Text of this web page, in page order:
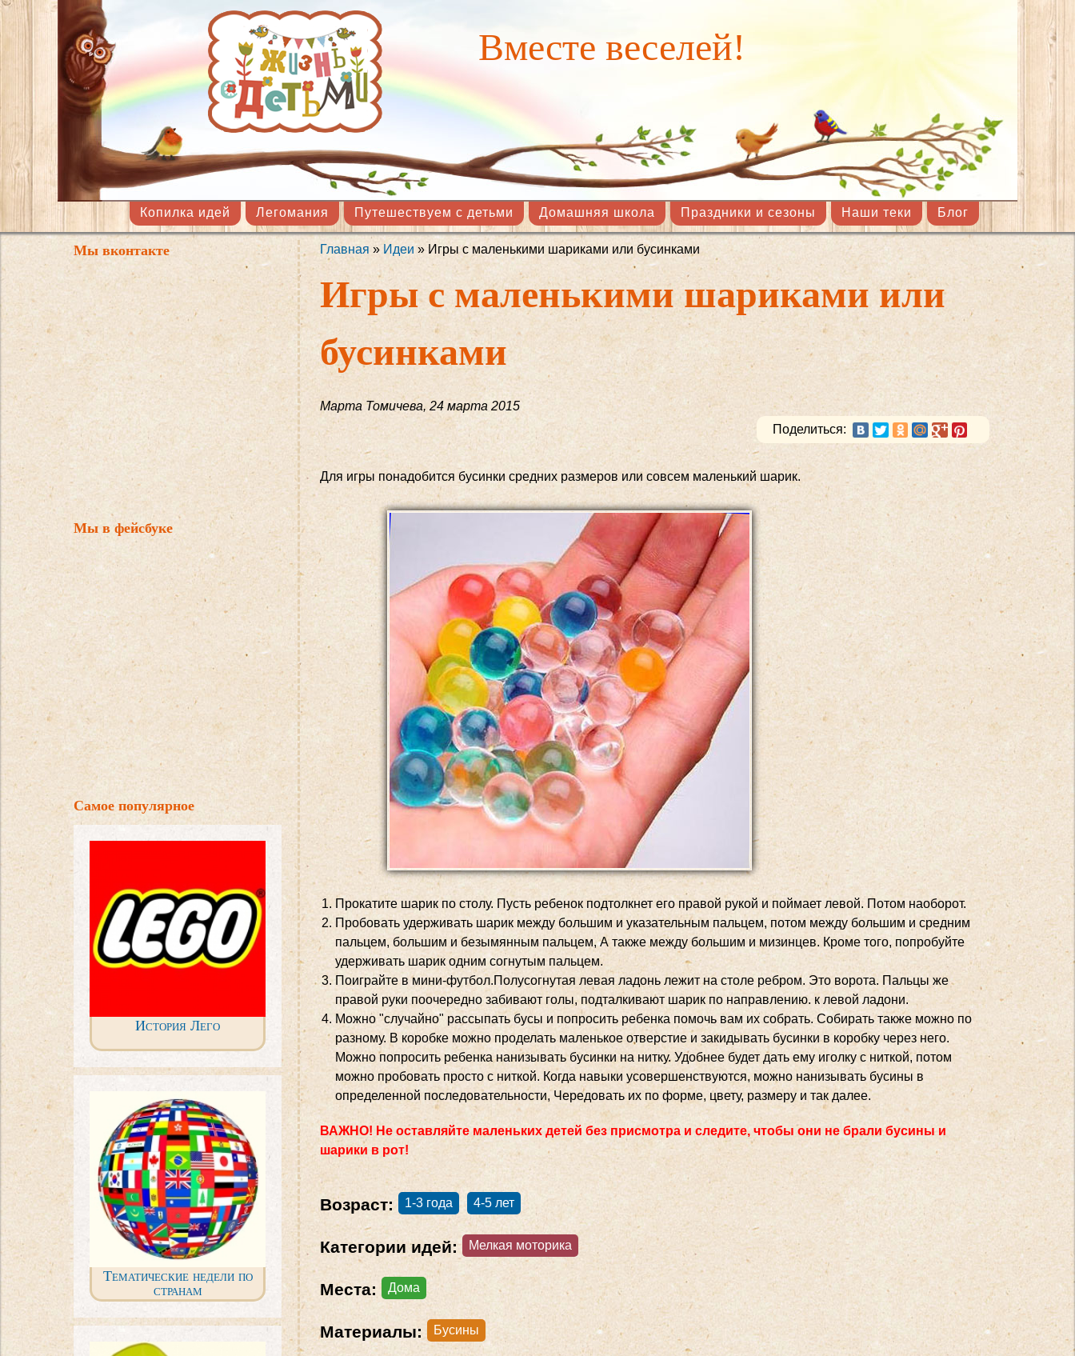
содержанию
Вместе веселей!
Копилка идей Легомания Путешествуем с детьми Домашняя школа Праздники и сезоны Наши теки Блог
Мы вконтакте
Мы в фейсбуке
Самое популярное
История Лего
Тематические недели по
странам
Вы здесь
Главная » Идеи » Игры с маленькими шариками или бусинками
Игры с маленькими шариками или
бусинками
Марта Томичева, 24 марта 2015
Поделиться:
Для игры понадобится бусинки средних размеров или совсем маленький шарик.
Прокатите шарик по столу. Пусть ребенок подтолкнет его правой рукой и поймает левой. Потом наоборот.
Пробовать удерживать шарик между большим и указательным пальцем, потом между большим и средним
пальцем, большим и безымянным пальцем, А также между большим и мизинцев. Кроме того, попробуйте
удерживать шарик одним согнутым пальцем.
Поиграйте в мини-футбол.Полусогнутая левая ладонь лежит на столе ребром. Это ворота. Пальцы же
правой руки поочередно забивают голы, подталкивают шарик по направлению. к левой ладони.
Можно "случайно" рассыпать бусы и попросить ребенка помочь вам их собрать. Собирать также можно по
разному. В коробке можно проделать маленькое отверстие и закидывать бусинки в коробку через него.
Можно попросить ребенка нанизывать бусинки на нитку. Удобнее будет дать ему иголку с ниткой, потом
можно пробовать просто с ниткой. Когда навыки усовершенствуются, можно нанизывать бусины в
определенной последовательности, Чередовать их по форме, цвету, размеру и так далее.
ВАЖНО! Не оставляйте маленьких детей без присмотра и следите, чтобы они не брали бусины и
шарики в рот!
Возраст: 1-3 года 4-5 лет
Категории идей: Мелкая моторика
Места: Дома
Материалы: Бусины